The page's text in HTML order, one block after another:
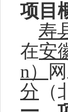
项目
寿
在安
n）
分